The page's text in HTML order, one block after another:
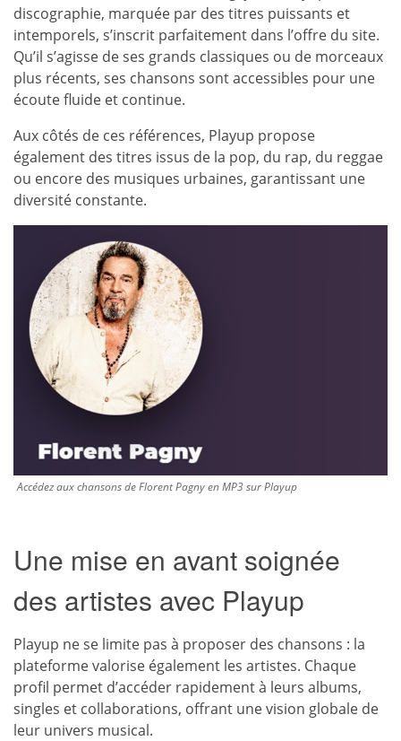
discographie, marquée par des titres puissants et
intemporels, s’inscrit parfaitement dans l’offre du site.
Qu’il s’agisse de ses grands classiques ou de morceaux
plus récents, ses chansons sont accessibles pour une
écoute fluide et continue.
Aux côtés de ces références, Playup propose
également des titres issus de la pop, du rap, du reggae
ou encore des musiques urbaines, garantissant une
diversité constante.
Accédez aux chansons de Florent Pagny en MP3 sur Playup
Une mise en avant soignée
des artistes avec Playup
Playup ne se limite pas à proposer des chansons : la
plateforme valorise également les artistes. Chaque
profil permet d’accéder rapidement à leurs albums,
singles et collaborations, offrant une vision globale de
leur univers musical.